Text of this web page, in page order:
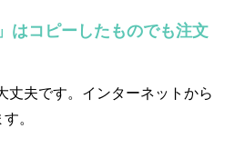
はコピーしたものでも注文
丈夫です。インターネットから
。